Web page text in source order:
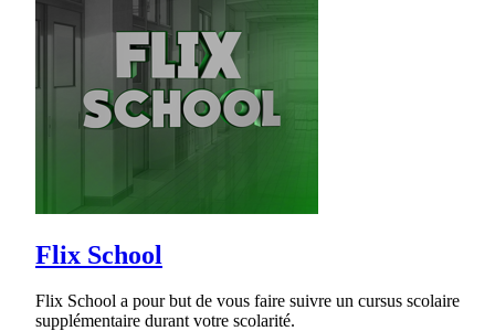
Flix School
Flix School a pour but de vous faire suivre un cursus scolaire
supplémentaire durant votre scolarité.